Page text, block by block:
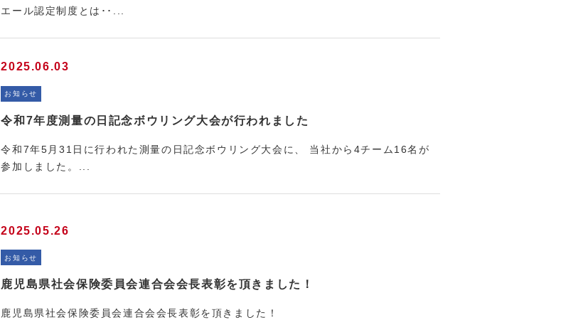
エール認定制度とは･･...
2025.06.03
お知らせ
令和7年度測量の日記念ボウリング大会が行われました
令和7年5月31日に行われた測量の日記念ボウリング大会に、 当社から4チーム16名が
参加しました。...
2025.05.26
お知らせ
鹿児島県社会保険委員会連合会会長表彰を頂きました！
鹿児島県社会保険委員会連合会会長表彰を頂きました！